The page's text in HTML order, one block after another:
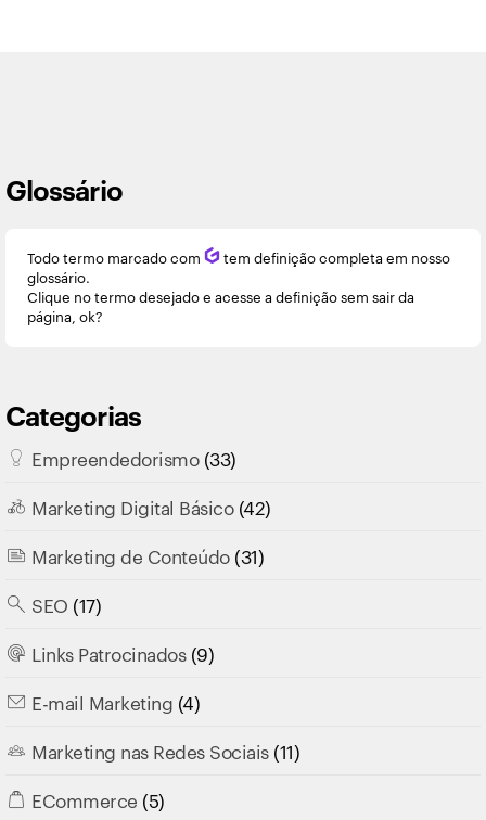
Glossário
Todo termo marcado com Q tem definição completa em nosso
glossário.
Clique no termo desejado e acesse a definição sem sair da
página, ok?
Categorias
Empreendedorismo(33)
Marketing Digital Básico(42)
Marketing de Conteúdo(31)
SEO (17)
Links Patrocinados(9)
E-mail Marketing (4)
Marketing nas Redes Sociais(11)
ECommerce (5)